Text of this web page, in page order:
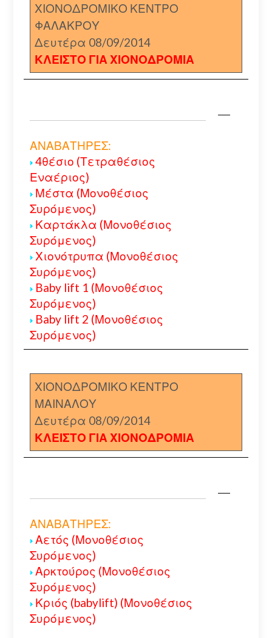
ΧΙΟΝΟΔΡΟΜΙΚΟ ΚΕΝΤΡΟ
ΦΑΛΑΚΡΟΥ
Δευτέρα 08/09/2014
ΚΛΕΙΣΤΟ ΓΙΑ ΧΙΟΝΟΔΡΟΜΙΑ
ΑΝΑΒΑΤΗΡΕΣ:
4θέσιο (Τετραθέσιος
Εναέριος)
Μέστα (Μονοθέσιος
Συρόμενος)
Καρτάκλα (Μονοθέσιος
Συρόμενος)
Χιονότρυπα (Μονοθέσιος
Συρόμενος)
Baby lift 1 (Μονοθέσιος
Συρόμενος)
Baby lift 2 (Μονοθέσιος
Συρόμενος)
ΧΙΟΝΟΔΡΟΜΙΚΟ ΚΕΝΤΡΟ
ΜΑΙΝΑΛΟΥ
Δευτέρα 08/09/2014
ΚΛΕΙΣΤΟ ΓΙΑ ΧΙΟΝΟΔΡΟΜΙΑ
ΑΝΑΒΑΤΗΡΕΣ:
Αετός (Μονοθέσιος
Συρόμενος)
Αρκτούρος (Μονοθέσιος
Συρόμενος)
Κριός (babylift) (Μονοθέσιος
Συρόμενος)